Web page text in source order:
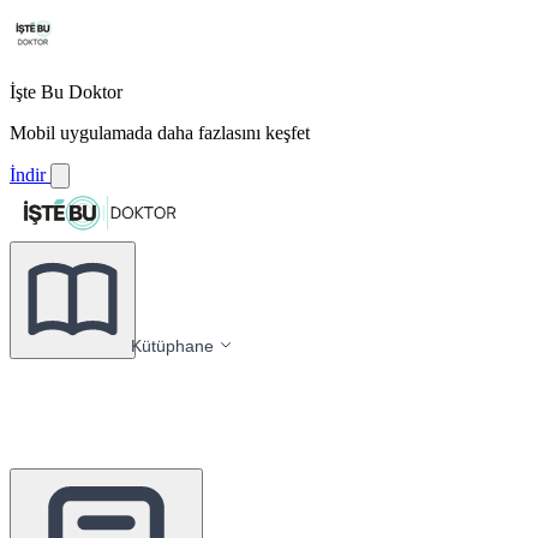
İşte Bu Doktor
Mobil uygulamada daha fazlasını keşfet
İndir
Kütüphane